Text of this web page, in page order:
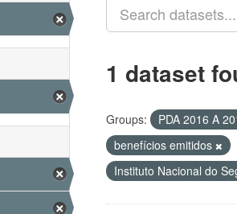
1 dataset
Groups: PDA 2016 A
benefícios emitidos
Instituto Nacional do